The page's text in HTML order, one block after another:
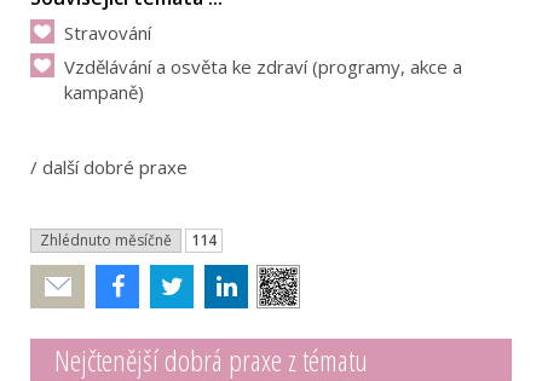
Stravování
Vzdělávání a osvěta ke zdraví (programy, akce a
kampaně)
/ další dobré praxe
Zhlédnuto měsíčně 114
Poslat
Nejčtenější dobrá praxe z tématu